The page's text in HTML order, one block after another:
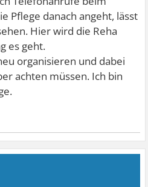
Pflege danach angeht, lässt
Hier wird die Reha
es geht.
organisieren und dabei
achten müssen. Ich bin